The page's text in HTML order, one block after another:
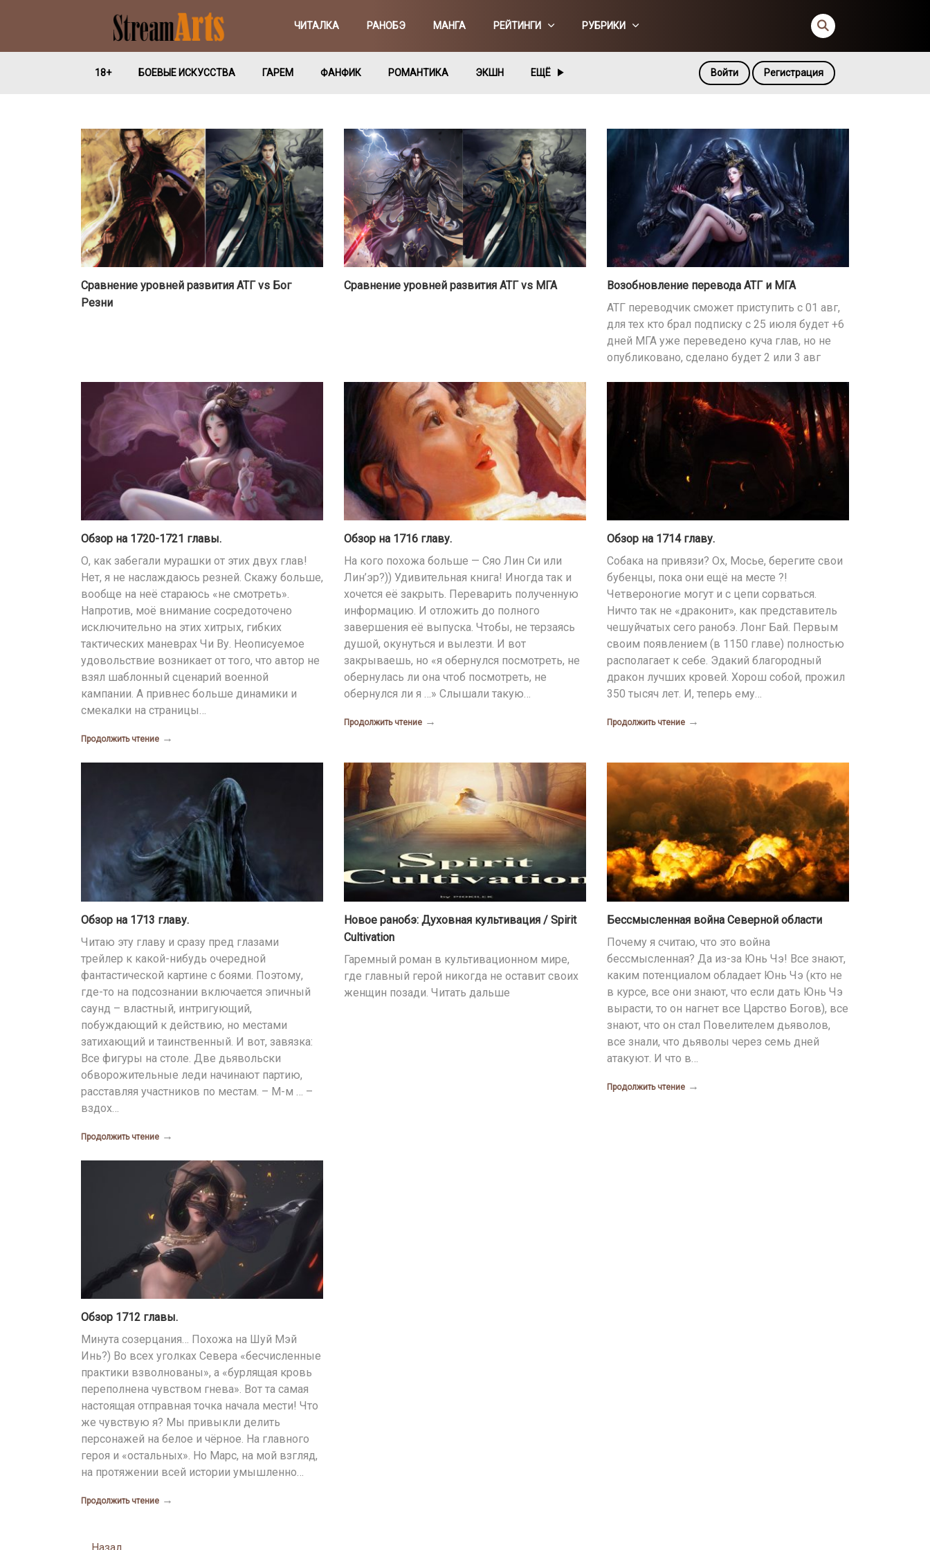
ЧИТАЛКА РАНОБЭ МАНГА РЕЙТИНГИ РУБРИКИ
18+ БОЕВЫЕ ИСКУССТВА ГАРЕМ ФАНФИК РОМАНТИКА ЭКШН ЕЩЁ Войти Регистрация
Сравнение уровней развития АТГ vs Бог
Резни
Сравнение уровней развития АТГ vs МГА
Возобновление перевода АТГ и МГА
АТГ переводчик сможет приступить с 01 авг,
для тех кто брал подписку с 25 июля будет +6
дней МГА уже переведено куча глав, но не
опубликовано, сделано будет 2 или 3 авг
Обзор на 1720-1721 главы.
О, как забегали мурашки от этих двух глав!
Нет, я не наслаждаюсь резней. Скажу больше,
вообще на неё стараюсь «не смотреть».
Напротив, моё внимание сосредоточено
исключительно на этих хитрых, гибких
тактических маневрах Чи Ву. Неописуемое
удовольствие возникает от того, что автор не
взял шаблонный сценарий военной
кампании. А привнес больше динамики и
смекалки на страницы…
Продолжить чтение →
Обзор на 1716 главу.
На кого похожа больше — Сяо Лин Си или
Лин’эр?)) Удивительная книга! Иногда так и
хочется её закрыть. Переварить полученную
информацию. И отложить до полного
завершения её выпуска. Чтобы, не терзаясь
душой, окунуться и вылезти. И вот
закрываешь, но «я обернулся посмотреть, не
обернулась ли она чтоб посмотреть, не
обернулся ли я …» Слышали такую…
Продолжить чтение →
Обзор на 1714 главу.
Собака на привязи? Ох, Мосье, берегите свои
бубенцы, пока они ещё на месте ?!
Четвероногие могут и с цепи сорваться.
Ничто так не «драконит», как представитель
чешуйчатых сего ранобэ. Лонг Бай. Первым
своим появлением (в 1150 главе) полностью
располагает к себе. Эдакий благородный
дракон лучших кровей. Хорош собой, прожил
350 тысяч лет. И, теперь ему…
Продолжить чтение →
Обзор на 1713 главу.
Читаю эту главу и сразу пред глазами
трейлер к какой-нибудь очередной
фантастической картине с боями. Поэтому,
где-то на подсознании включается эпичный
саунд – властный, интригующий,
побуждающий к действию, но местами
затихающий и таинственный. И вот, завязка:
Все фигуры на столе. Две дьявольски
обворожительные леди начинают партию,
расставляя участников по местам. – М-м … –
вздох…
Продолжить чтение →
Новое ранобэ: Духовная культивация / Spirit
Cultivation
Гаремный роман в культивационном мире,
где главный герой никогда не оставит своих
женщин позади. Читать дальше
Бессмысленная война Северной области
Почему я считаю, что это война
бессмысленная? Да из-за Юнь Чэ! Все знают,
каким потенциалом обладает Юнь Чэ (кто не
в курсе, все они знают, что если дать Юнь Чэ
вырасти, то он нагнет все Царство Богов), все
знают, что он стал Повелителем дьяволов,
все знали, что дьяволы через семь дней
атакуют. И что в…
Продолжить чтение →
Обзор 1712 главы.
Минута созерцания… Похожа на Шуй Мэй
Инь?) Во всех уголках Севера «бесчисленные
практики взволнованы», а «бурлящая кровь
переполнена чувством гнева». Вот та самая
настоящая отправная точка начала мести! Что
же чувствую я? Мы привыкли делить
персонажей на белое и чёрное. На главного
героя и «остальных». Но Марс, на мой взгляд,
на протяжении всей истории умышленно…
Продолжить чтение →
Posts